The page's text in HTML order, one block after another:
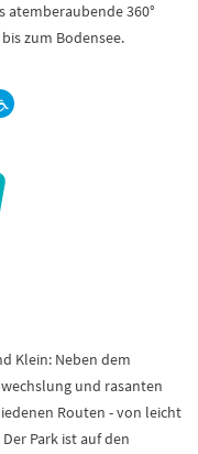
atemberaubende 360°
zum Bodensee.
Klein: Neben dem
und rasanten
Routen - von leicht
Park ist auf den